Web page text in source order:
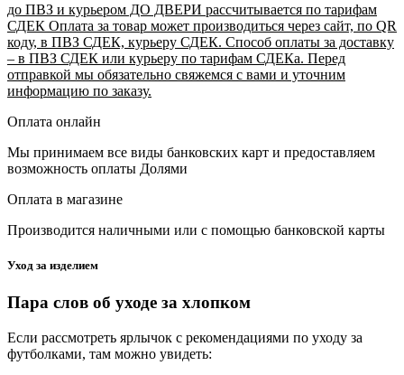
до ПВЗ и курьером ДО ДВЕРИ рассчитывается по тарифам
СДЕК Оплата за товар может производиться через сайт, по QR
коду, в ПВЗ СДЕК, курьеру СДЕК. Способ оплаты за доставку
– в ПВЗ СДЕК или курьеру по тарифам СДЕКа. Перед
отправкой мы обязательно свяжемся с вами и уточним
информацию по заказу.
Оплата онлайн
Мы принимаем все виды банковских карт и предоставляем
возможность оплаты Долями
Оплата в магазине
Производится наличными или с помощью банковской карты
Уход за изделием
Пара слов об уходе за хлопком
Если рассмотреть ярлычок с рекомендациями по уходу за
футболками, там можно увидеть: